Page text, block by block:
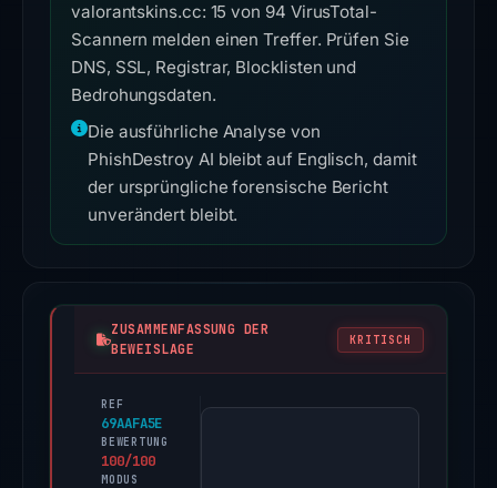
valorantskins.cc: 15 von 94 VirusTotal-
Scannern melden einen Treffer. Prüfen Sie
DNS, SSL, Registrar, Blocklisten und
Bedrohungsdaten.
Die ausführliche Analyse von
PhishDestroy AI bleibt auf Englisch, damit
der ursprüngliche forensische Bericht
unverändert bleibt.
ZUSAMMENFASSUNG DER
BEWEISLAGE
KRITISCH
REF
69AAFA5E
BEWERTUNG
100/100
MODUS
PhishDestroy